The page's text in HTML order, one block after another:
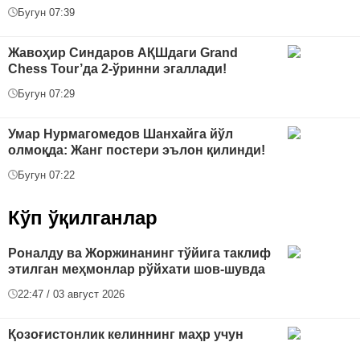
Бугун 07:39
Жавоҳир Синдаров АҚШдаги Grand
Chess Tour’да 2-ўринни эгаллади!
Бугун 07:29
Умар Нурмагомедов Шанхайга йўл
олмоқда: Жанг постери эълон қилинди!
Бугун 07:22
Кўп ўқилганлар
Роналду ва Жоржинанинг тўйига таклиф
этилган меҳмонлар рўйхати шов-шувда
22:47 / 03 август 2026
Қозоғистонлик келиннинг маҳр учун